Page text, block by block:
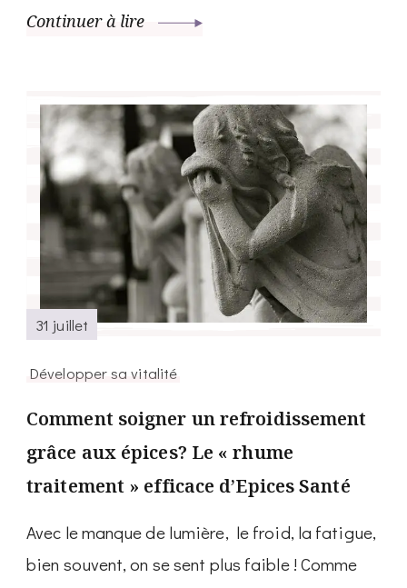
Continuer à lire
31 juillet
Développer sa vitalité
Comment soigner un refroidissement
grâce aux épices? Le « rhume
traitement » efficace d’Epices Santé
Avec le manque de lumière, le froid, la fatigue,
bien souvent, on se sent plus faible ! Comme